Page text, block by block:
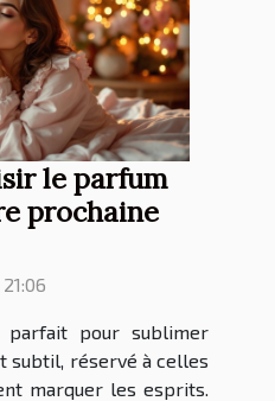
le parfum
prochaine
parfait pour sublimer
subtil, réservé à celles
marquer les esprits.